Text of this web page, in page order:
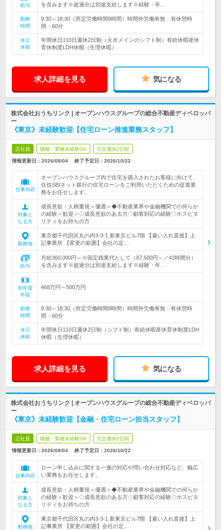
給与 を含みます※超過分は別途支給します※経験・年…
勤務
時間
9:30～18:30（所定労働時間8時間）時間外労働有無：有休憩時
間：60分
休日
休暇
年間休日110日週休2日制（火水メインのシフト制）有給休暇産休
育休制度LDH休暇（生理休暇）
求人詳細を見る 気になる
株式会社おうちリンク | オープンハウスグループの総合不動産ディベロッパ
ー
《東京》未経験歓迎【住宅ローン推進業務スタッフ】
正社員 職種・業種未経験OK 完全週休2日制
情報更新日：2026/08/04 終了予定日： 2026/10/22
仕事内容
オープンハウスグループ内で住宅を購入されたお客様に向けて、
住信SBIネット銀行の住宅ローンをご利用いただくための促進業
務をお任せします。
対象と
なる方
成長意欲・人柄重視＜優遇＞◆不動産業界や金融機関での何らか
の経験＜歓迎＞◇成長意欲のある方◇顧客対応の経験◇ホスピタ
リティをお持ちの方
勤務地
東京都千代田区丸の内3-3-1 新東京ビル7階 【雇い入れ直後】上
記事業所 【変更の範囲】会社の定…
給与
月給360,000円～※固定残業代として（87,500円～／42時間分）
を含みます※超過分は別途支給します※経験・年…
初年度
年収
468万円～500万円
勤務
時間
9:30～18:30（所定労働時間8時間）時間外労働有無：有休憩時
間：60分
休日
休暇
年間休日110日週休2日制（シフト制）有給休暇産休育休制度LDH
休暇（生理休暇）
求人詳細を見る 気になる
株式会社おうちリンク | オープンハウスグループの総合不動産ディベロッパ
ー
《東京》未経験歓迎【金融・住宅ローン担当スタッフ】
正社員 職種・業種未経験OK 完全週休2日制
情報更新日：2026/08/04 終了予定日： 2026/10/22
仕事内容
ローン申し込みに関する一連の対応や問い合わせ対応など、幅広
い業務をお任せします。
対象と
なる方
成長意欲・人柄重視＜優遇＞◆不動産業界や金融機関での何らか
の経験＜歓迎＞◇成長意欲のある方◇顧客対応の経験◇ホスピタ
リティをお持ちの方
勤務地
東京都千代田区丸の内3-3-1 新東京ビル7階 【雇い入れ直後】上
記事業所 【変更の範囲】会社の定…